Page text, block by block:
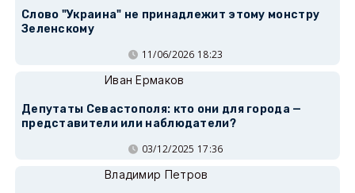
Слово "Украина" не принадлежит этому монстру
Зеленскому
11/06/2026 18:23
Иван Ермаков
Депутаты Севастополя: кто они для города —
представители или наблюдатели?
03/12/2025 17:36
Владимир Петров